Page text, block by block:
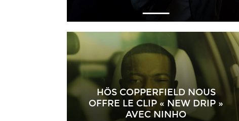
HÖS COPPERFIELD NOUS
OFFRE LE CLIP « NEW DRIP »
AVEC NINHO